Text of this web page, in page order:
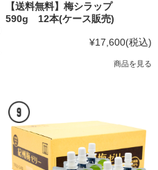
【送料無料】梅シラップ
590g 12本(ケース販売)
¥17,600(税込)
商品を見る